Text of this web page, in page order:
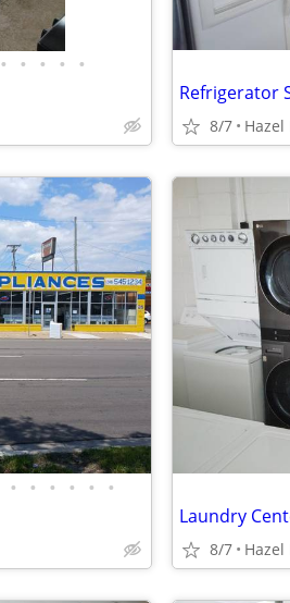
• • • • •
Refrigerator
8/7 Hazel
• • • • • •
Laundry
8/7 Hazel